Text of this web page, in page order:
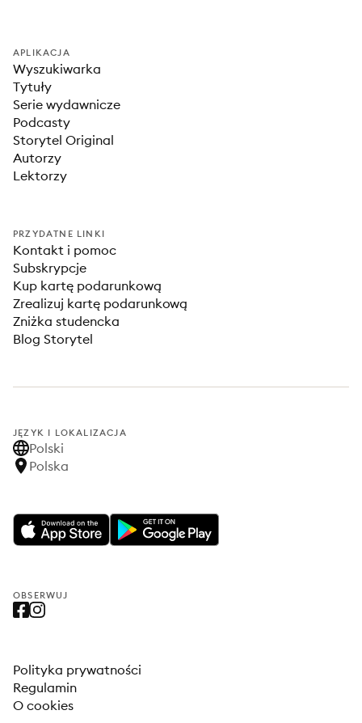
APLIKACJA
Wyszukiwarka
Tytuły
Serie wydawnicze
Podcasty
Storytel Original
Autorzy
Lektorzy
PRZYDATNE LINKI
Kontakt i pomoc
Subskrypcje
Kup kartę podarunkową
Zrealizuj kartę podarunkową
Zniżka studencka
Blog Storytel
JĘZYK I LOKALIZACJA
Polski
Polska
OBSERWUJ
Polityka prywatności
Regulamin
O cookies